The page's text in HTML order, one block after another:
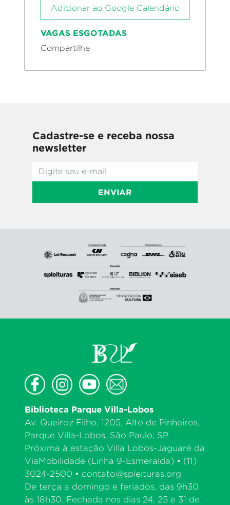
Adicionar ao Google Calendário
VAGAS ESGOTADAS
Compartilhe
Cadastre-se e receba nossa
newsletter
ENVIAR
Biblioteca Parque Villa-Lobos
Av. Queiroz Filho, 1205, Alto de Pinheiros,
Parque Villa-Lobos, São Paulo, SP
Próxima à estação Villa Lobos-Jaguaré da
ViaMobilidade (Linha 9-Esmeralda) • (11)
3024-2500 • contato@spleituras.org
De terça a domingo e feriados, das 9h30
às 18h30. Fechada nos dias 24, 25 e 31 de